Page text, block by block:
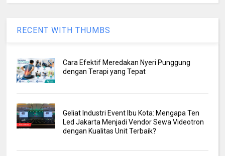
RECENT WITH THUMBS
Cara Efektif Meredakan Nyeri Punggung
dengan Terapi yang Tepat
Geliat Industri Event Ibu Kota: Mengapa Ten
Led Jakarta Menjadi Vendor Sewa Videotron
dengan Kualitas Unit Terbaik?